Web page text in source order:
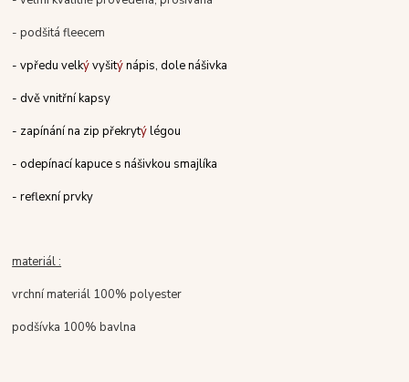
- podšitá fleecem
- vpředu velkývyšitýnápis, dole nášivka
- dvě vnitřní kapsy
- zapínánína zip překrytýlégou
- odepínacíkapuce s nášivkou smajlíka
- reflexníprvky
materiál :
vrchní materiál 100% polyester
podšívka 100% bavlna